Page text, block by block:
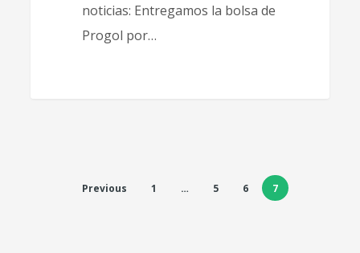
noticias: Entregamos la bolsa de
Progol por…
Previous 1 … 5 6 7